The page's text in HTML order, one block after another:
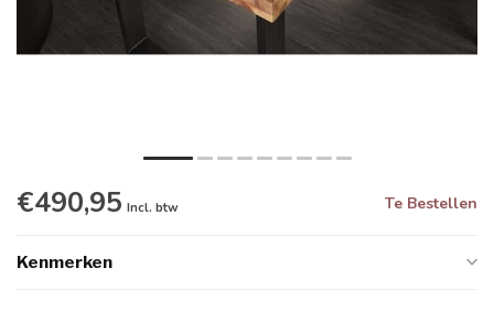
€490,95 Incl. btw Te Bestellen
Kenmerken